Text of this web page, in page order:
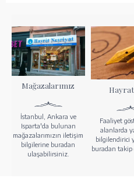
Mağazalarımız
İstanbul, Ankara ve
Isparta'da bulunan
mağazalarımızın iletişim
bilgilerine buradan
ulaşabilirsiniz.
Faaliyet
alanlarda
bilgilendirici
buradan takip